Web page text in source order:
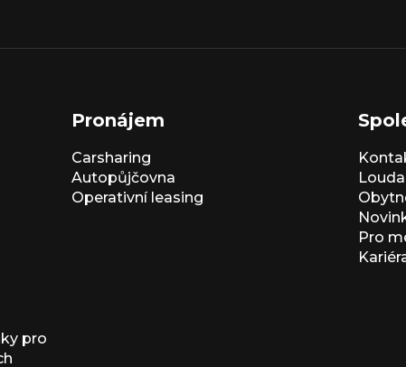
Pronájem
Carsharing
Autopůjčovna
Operativní leasing
Pro
pro